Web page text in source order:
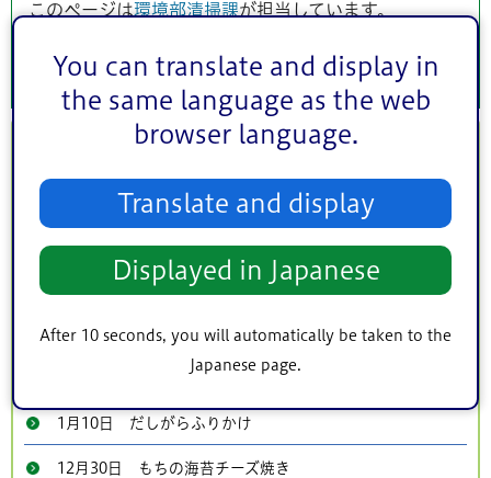
You can translate and display in
the same language as the web
browser language.
Translate and display
Displayed in Japanese
After 10 seconds, you will automatically be taken to the
Japanese page.
このページは環境部清掃課が担当しています。
2018年(平成30年)度
3月30日 豆腐のごまだれ煮
3月10日 大根の皮のペペロンチーノ
2月28日 ひなあられボール
2月10日 かわの焼き漬け
1月30日 じゃこ大豆
1月10日 だしがらふりかけ
12月30日 もちの海苔チーズ焼き